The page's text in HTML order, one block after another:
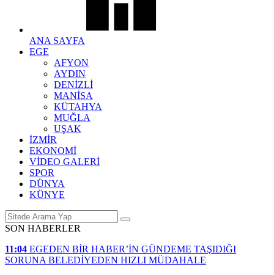
ANA SAYFA
EGE
AFYON
AYDIN
DENİZLİ
MANİSA
KÜTAHYA
MUĞLA
UŞAK
İZMİR
EKONOMİ
VİDEO GALERİ
SPOR
DÜNYA
KÜNYE
SON HABERLER
11:04 EGEDEN BİR HABER’İN GÜNDEME TAŞIDIĞI
SORUNA BELEDİYEDEN HIZLI MÜDAHALE